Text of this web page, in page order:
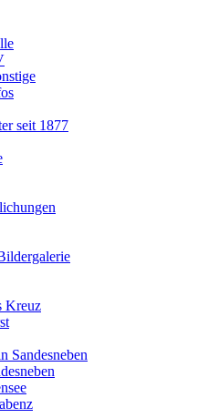
seit 1877
Kreuz
Sandesneben